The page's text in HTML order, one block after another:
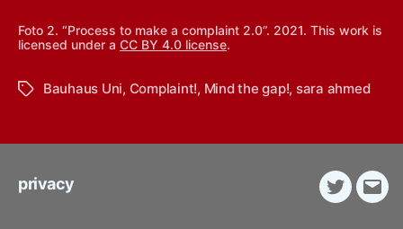
Foto 2. “Process to make a complaint 2.0”. 2021. This work is
licensed under a CC BY 4.0 license.
TagsBauhaus Uni, Complaint!, Mind the gap!, sara ahmed
privacy
Twitter
E-